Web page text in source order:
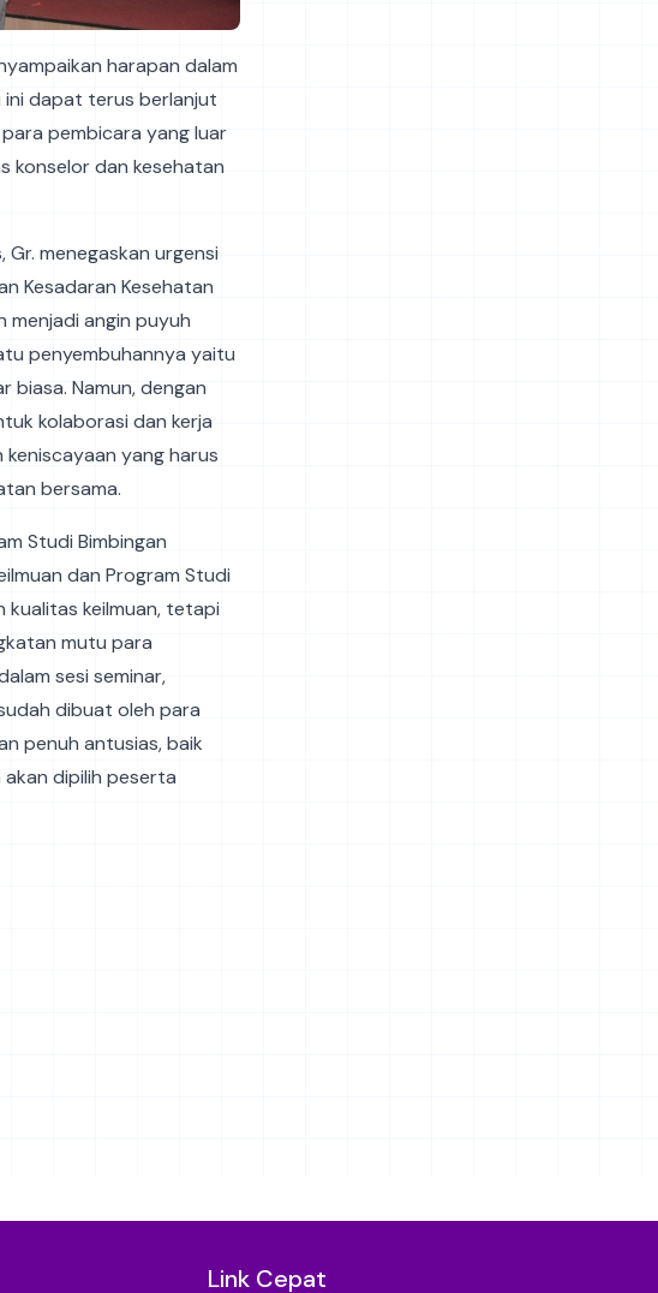
harapan dalam
ini dapat terus berlanjut
pembicara yang luar
konselor dan kesehatan
Gr. menegaskan urgensi
Kesadaran Kesehatan
menjadi angin puyuh
penyembuhannya yaitu
biasa. Namun, dengan
kolaborasi dan kerja
keniscayaan yang harus
bersama.
Studi Bimbingan
dan Program Studi
kualitas keilmuan, tetapi
mutu para
sesi seminar,
dibuat oleh para
penuh antusias, baik
dipilih peserta
Link Cepat